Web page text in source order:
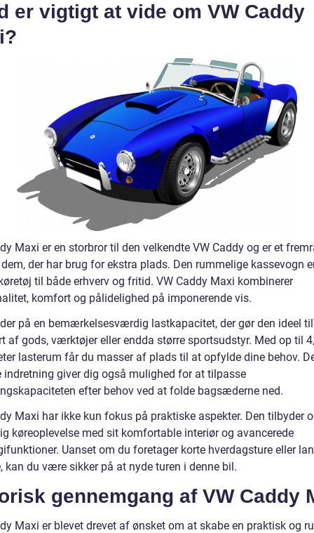
er vigtigt at vide om VW Caddy
Maxi er en storbror til den velkendte VW Caddy og er et
der har brug for ekstra plads. Den rummelige kassevogn
til både erhverv og fritid. VW Caddy Maxi kombinerer
komfort og pålidelighed på imponerende vis.
på en bemærkelsesværdig lastkapacitet, der gør den ideel til
af gods, værktøjer eller endda større sportsudstyr. Med op til
lasterum får du masser af plads til at opfylde dine behov.
indretning giver dig også mulighed for at tilpasse
efter behov ved at folde bagsæderne ned.
Maxi har ikke kun fokus på praktiske aspekter. Den tilbyder
køreoplevelse med sit komfortable interiør og avancerede
Uanset om du foretager korte hverdagsture eller
kan du være sikker på at nyde turen i denne bil.
gennemgang af VW Caddy
Maxi er blevet drevet af ønsket om at skabe en praktisk og